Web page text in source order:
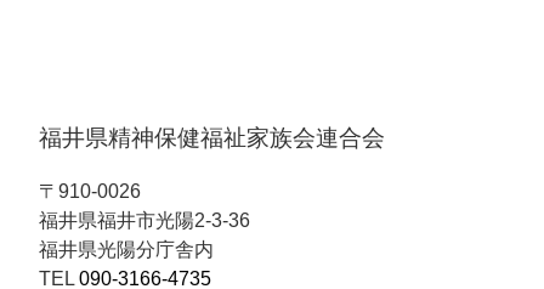
ー
ジ
送
福井県精神保健福祉家族会連合会
〒910-0026
福井県福井市光陽2-3-36
福井県光陽分庁舎内
TEL 090-3166-4735